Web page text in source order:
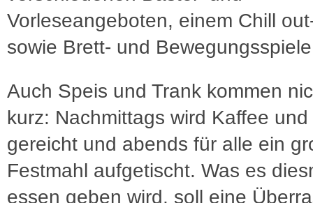
Vorleseangeboten, einem Chill
sowie Brett- und
Auch Speis und Trank kommen
kurz: Nachmittags wird Kaffee
gereicht und abends für alle ein
Festmahl aufgetischt. Was es
essen geben wird, soll eine